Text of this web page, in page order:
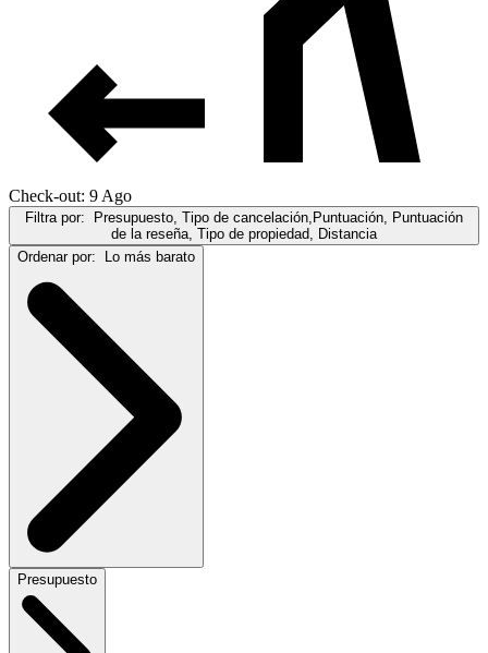
Check-out: 9 Ago
Filtra por:
Presupuesto, Tipo de cancelación,Puntuación, Puntuación
de la reseña, Tipo de propiedad, Distancia
Ordenar por:
Lo más barato
Presupuesto